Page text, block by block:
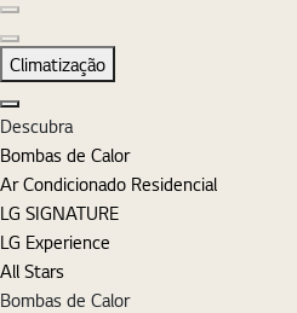
Diapositivo seguinte
Climatização
Fechar
Descubra
Bombas de Calor
Ar Condicionado Residencial
LG SIGNATURE
LG Experience
All Stars
Bombas de Calor